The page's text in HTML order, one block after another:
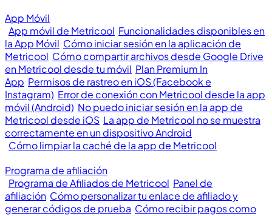
App Móvil
App móvil de Metricool Funcionalidades disponibles en
la App Móvil Cómo iniciar sesión en la aplicación de
Metricool Cómo compartir archivos desde Google Drive
en Metricool desde tu móvil Plan Premium In
App Permisos de rastreo en iOS (Facebook e
Instagram) Error de conexión con Metricool desde la app
móvil (Android) No puedo iniciar sesión en la app de
Metricool desde iOS La app de Metricool no se muestra
correctamente en un dispositivo Android
Cómo limpiar la caché de la app de Metricool
Programa de afiliación
Programa de Afiliados de Metricool Panel de
afiliación Cómo personalizar tu enlace de afiliado y
generar códigos de prueba Cómo recibir pagos como